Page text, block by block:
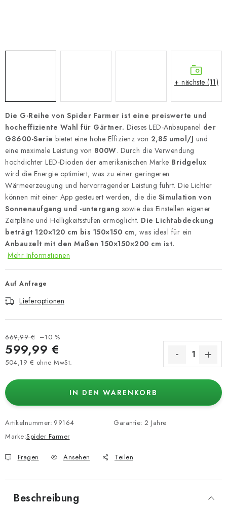
Die G-Reihe von Spider Farmer ist eine preiswerte und
hocheffiziente Wahl für Gärtner. Dieses LED-Anbaupanel der
G8600-Serie bietet eine hohe Effizienz von 2,85 umol/J und
eine maximale Leistung von 800W. Durch die Verwendung
hochdichter LED-Dioden der amerikanischen Marke Bridgelux
wird die Energie optimiert, was zu einer geringeren
Wärmeerzeugung und hervorragender Leistung führt. Die Lichter
können mit einer App gesteuert werden, die die Simulation von
Sonnenaufgang und -untergang sowie das Einstellen eigener
Zeitpläne und Helligkeitsstufen ermöglicht. Die Lichtabdeckung
beträgt 120×120 cm bis 150×150 cm, was ideal für ein
Anbauzelt mit den Maßen 150×150×200 cm ist.
Mehr Informationen
Auf Anfrage
Lieferoptionen
669,99 € –10 %
599,99 €
504,19 € ohne MwSt.
IN DEN WARENKORB
Artikelnummer: 99164
Marke:Spider Farmer
Garantie: 2 Jahre
Fragen Ansehen Teilen
+ nächste (11)
Beschreibung